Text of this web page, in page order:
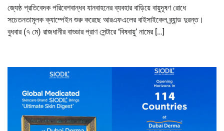
জ্যেষ্ঠ প্রতিবেদক পরিবেশবান্ধব যানবাহনের ব্যবহার বাড়িয়ে বায়ুদূষণ রোধে
সচেতনতামূলক ক্যাম্পেইন শুরু করেছে আরএফএলের বাইসাইকেল ব্র্যান্ড দুরন্ত।
বুধবার (৭ মে) রাজধানীর বাড্ডার প্রাণ সেন্টারে ‘বিষবায়ু’ নামের […]